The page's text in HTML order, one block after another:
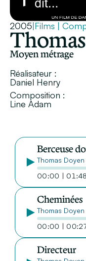
2005|Films |
Moyen métrage
Réalisateur :
Daniel Henry
Composition :
Line Adam
Berceuse
Thomas
00:00 | 01:48
Cheminées
Thomas
00:00 |
Directeur